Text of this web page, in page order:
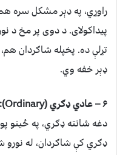
راوړي، په ډېر مشکل سره
پیداکولای. د دوی پر مخ د
تړلې ده. پخپله شاګردان
ډېر خفه وي.
۶ – عادي ډګري (Ordinary):
دغه شانته ډګري، په ځینو
ډګري کې شاګردان، له